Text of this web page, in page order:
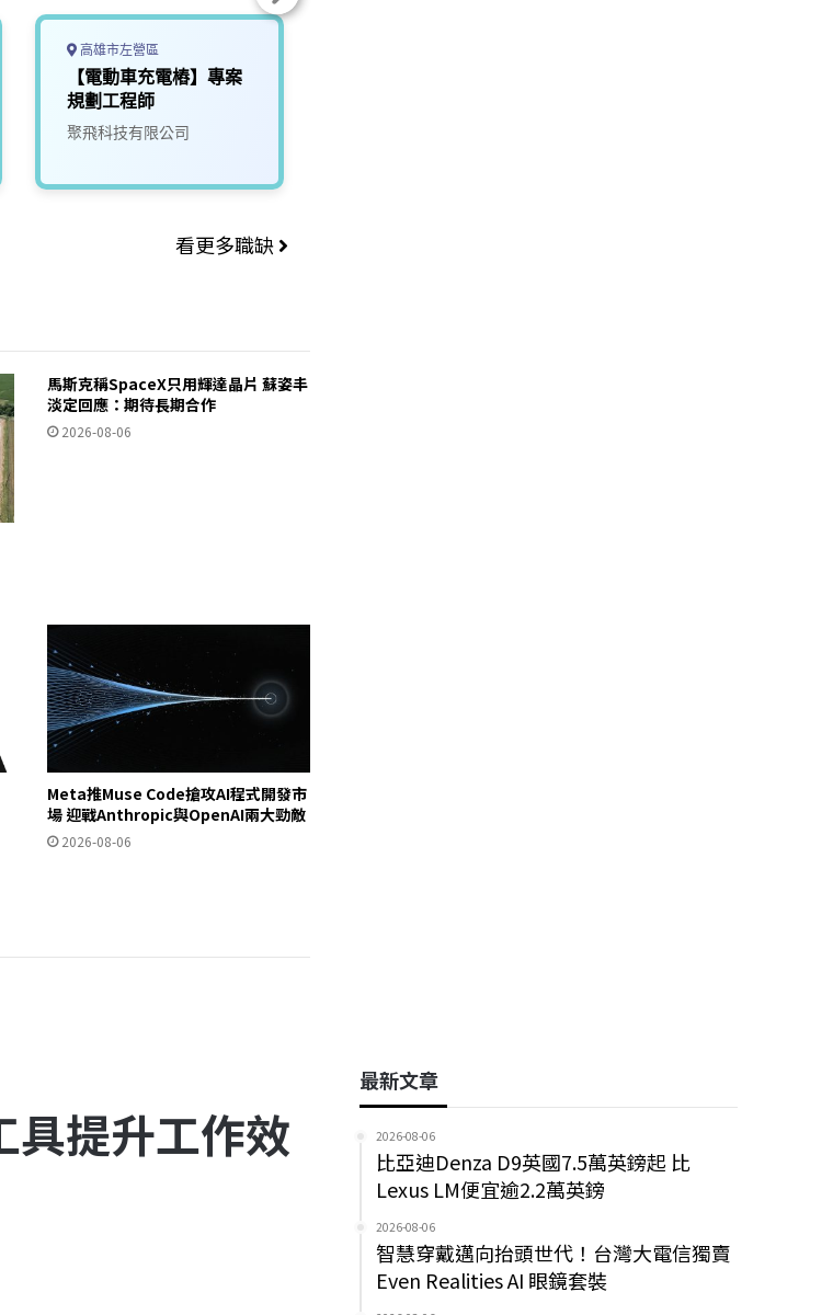
高雄市左營區
【電動車充電樁】專案
規劃工程師
聚飛科技有限公司
看更多職缺
馬斯克稱SpaceX只用輝達晶片 蘇姿丰
淡定回應：期待長期合作
2026-08-06
Meta推Muse Code搶攻AI程式開發市
場 迎戰Anthropic與OpenAI兩大勁敵
2026-08-06